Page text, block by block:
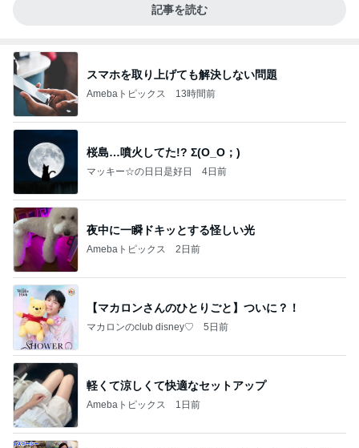
記事を読む
スマホを取り上げても解決しない問題
Amebaトピックス 13時間前
桜島…噴火してた!? Σ(O_O；)
マッキー☆の日日是好日 4日前
夜中に一瞬ドキッとする怪しい光
Amebaトピックス 2日前
【マカロンさんのひとりごと】ついに？！
マカロンのclub disney♡ 5日前
軽くて涼しくて快適なセットアップ
Amebaトピックス 1日前